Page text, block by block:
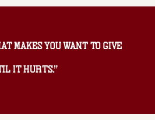
makes you want to give
'til it hurts.”